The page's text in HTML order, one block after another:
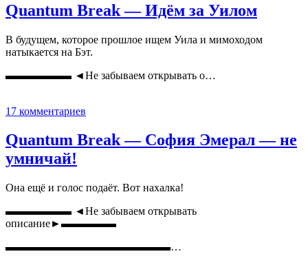
Quantum Break — Идём за Уилом
В будущем, которое прошлое ищем Уила и мимоходом
натыкается на Бэт.
▬▬▬▬▬▬ ◄Не забываем открывать о…
17 комментариев
Quantum Break — София Эмерал — не
умничай!
Она ещё и голос подаёт. Вот нахалка!
▬▬▬▬▬▬ ◄Не забываем открывать
описание►▬▬▬▬▬
▬▬▬▬▬▬▬▬▬▬▬▬▬▬▬…